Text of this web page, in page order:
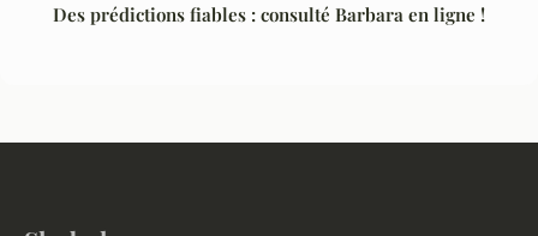
Des prédictions fiables : consulté Barbara en ligne !